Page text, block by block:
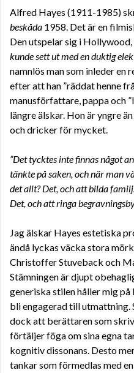
Alfred Hayes (1911-1985)
beskåda 1958. Det är en
Den utspelar sig i Hollywood,
kunde sett ut med en duktig
namnlös man som inleder en
efter att han ”räddat henne
manusförfattare, pappa och
längre älskar. Hon är yngre
och dricker för mycket.
”Det tycktes inte finnas något
tänkte på saken, och när man
det allt? Det, och att bilda
Det, och att ringa
Jag älskar Hayes estetiska
ändå lyckas väcka stora
Christoffer Stuveback och
Stämningen är djupt
generiska stilen håller mig
bli engagerad till utmattning.
dock att berättaren som
förtäljer föga om sina egna
kognitiv dissonans. Desto
tankar som förmedlas med